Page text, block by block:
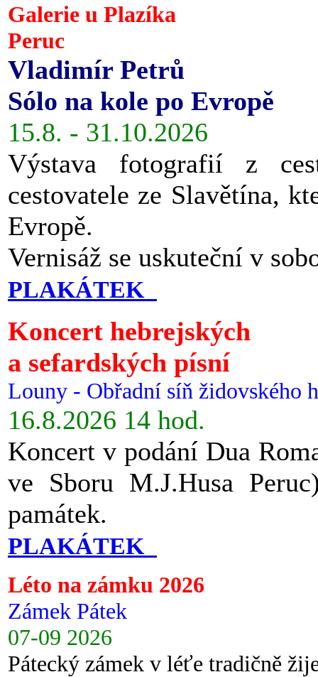
Galerie u Plazíka
Peruc
Vladimír Petrů
Sólo na kole po Evropě
15.8. - 31.10.2026
Výstava fotografií z
cestovatele ze Slavětína,
Evropě.
Vernisáž se uskuteční v
PLAKÁTEK
Koncert hebrejských
a sefardských písní
Louny - Obřadní síň židovského
16.8.2026 14 hod.
Koncert v podání Dua
ve Sboru M.J.Husa
památek.
PLAKÁTEK
Léto na zámku 2026
Zámek Pátek
07-09 2026
Pátecký zámek v léťe tradičně